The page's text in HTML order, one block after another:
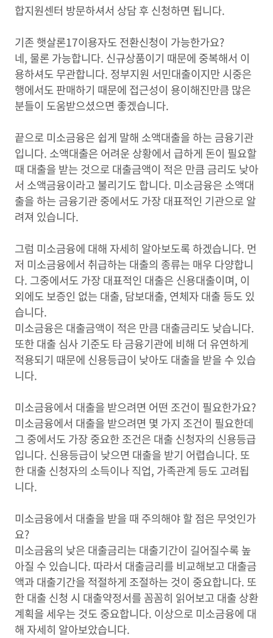
합지원센터 방문하셔서 상담 후 신청하면 됩니다.
기존 햇살론17이용자도 전환신청이 가능한가요?
네, 물론 가능합니다. 신규상품이기 때문에 중복해서 이
용하셔도 무관합니다. 정부지원 서민대출이지만 시중은
행에서도 판매하기 때문에 접근성이 용이해진만큼 많은
분들이 도움받으셨으면 좋겠습니다.
끝으로 미소금융은 쉽게 말해 소액대출을 하는 금융기관
입니다. 소액대출은 어려운 상황에서 급하게 돈이 필요할
때 대출을 받는 것으로 대출금액이 적은 만큼 금리도 낮아
서 소액금융이라고 불리기도 합니다. 미소금융은 소액대
출을 하는 금융기관 중에서도 가장 대표적인 기관으로 알
려져 있습니다.
그럼 미소금융에 대해 자세히 알아보도록 하겠습니다. 먼
저 미소금융에서 취급하는 대출의 종류는 매우 다양합니
다. 그중에서도 가장 대표적인 대출은 신용대출이며, 이
외에도 보증인 없는 대출, 담보대출, 연체자 대출 등도 있
습니다.
미소금융은 대출금액이 적은 만큼 대출금리도 낮습니다.
또한 대출 심사 기준도 타 금융기관에 비해 더 유연하게
적용되기 때문에 신용등급이 낮아도 대출을 받을 수 있습
니다.
미소금융에서 대출을 받으려면 어떤 조건이 필요한가요?
미소금융에서 대출을 받으려면 몇 가지 조건이 필요한데
그 중에서도 가장 중요한 조건은 대출 신청자의 신용등급
입니다. 신용등급이 낮으면 대출을 받기 어렵습니다. 또
한 대출 신청자의 소득이나 직업, 가족관계 등도 고려됩
니다.
미소금융에서 대출을 받을 때 주의해야 할 점은 무엇인가
요?
미소금윰의 낮은 대출금리는 대출기간이 길어질수록 높
아질 수 있습니다. 따라서 대출금리를 비교해보고 대출금
액과 대출기간을 적절하게 조절하는 것이 중요합니다. 또
한 대출 신청 시 대출약정서를 꼼꼼히 읽어보고 대출 상환
계획을 세우는 것도 중요합니다. 이상으로 미소금융에 대
해 자세히 알아보았습니다.